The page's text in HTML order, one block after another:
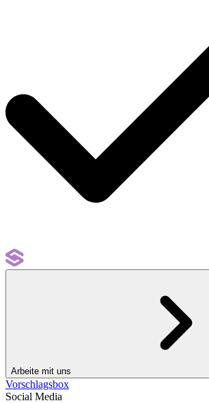
Arbeite mit uns
Vorschlagsbox
Social Media